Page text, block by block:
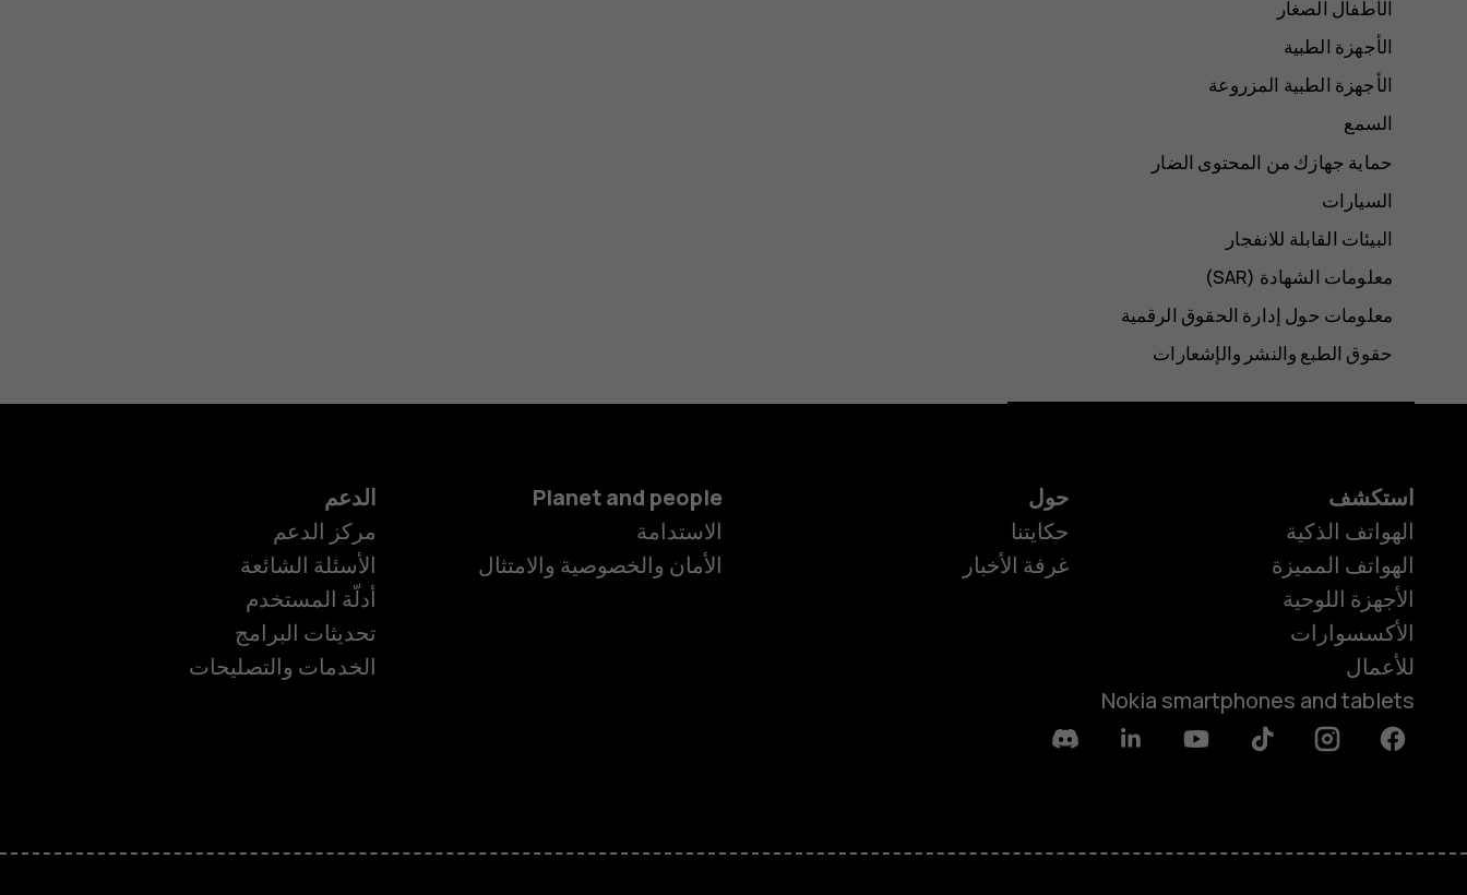
الهواتف الذكية
HMD DUB
الأطفال الصغار
الأجهزة الطبية
الأجهزة الطبية المزروعة
السمع
حماية جهازك من المحتوى الضار
السيارات
البيئات القابلة للانفجار
معلومات الشهادة (SAR‏)
معلومات حول إدارة الحقوق الرقمية
حقوق الطبع والنشر والإشعارات
استكشف
الهواتف الذكية
الهواتف المميزة
الأجهزة اللوحية
الأكسسوارات
للأعمال
Nokia smartphones and tablets
حول
حكايتنا
غرفة الأخبار
Planet and people
الاستدامة
الأمان والخصوصية والامتثال
الدعم
مركز الدعم
الأسئلة الشائعة
أدلّة المستخدم
تحديثات البرامج
الخدمات والتصليحات
Facebook
Instagram
Tiktok
Youtube
Linkedin
Discord